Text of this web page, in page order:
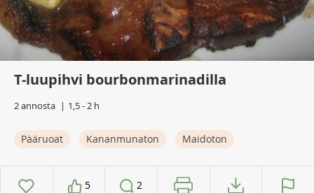
T-luupihvi bourbonmarinadilla
2 annosta 1,5 - 2 h
Pääruoat Kananmunaton Maidoton
5 2